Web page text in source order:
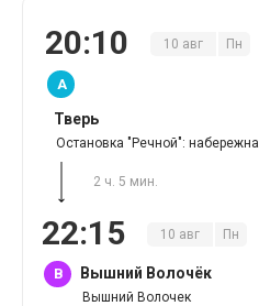
20:10 10 авг Пн
A
Тверь
Остановка "Речной":
2 ч. 5 мин.
22:15 10 авг Пн
B Вышний Волочёк
Вышний Волочек